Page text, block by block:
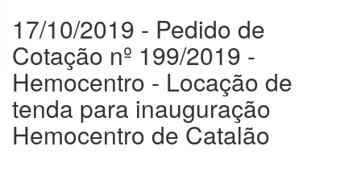
17/10/2019 - Pedido de
Cotação nº 199/2019 -
Hemocentro - Locação de
tenda para inauguração
Hemocentro de Catalão